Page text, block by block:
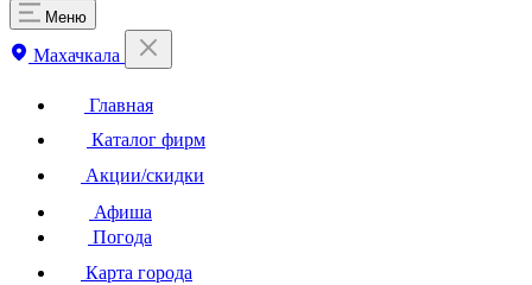
Меню
Махачкала
Главная
Каталог фирм
Акции/скидки
Афиша
Погода
Карта города